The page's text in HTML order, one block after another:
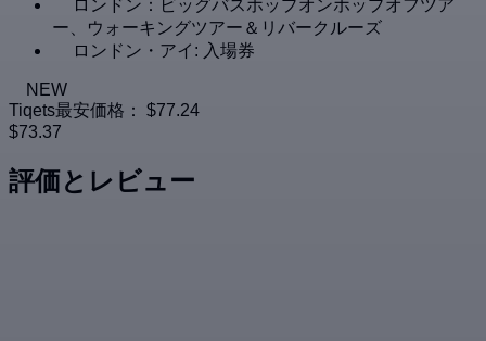
ロンドン：ビッグバスホップオンホップオフツア
ー、ウォーキングツアー＆リバークルーズ
ロンドン・アイ: 入場券
NEW
Tiqets最安価格：
$77.24
$73.37
評価とレビュー